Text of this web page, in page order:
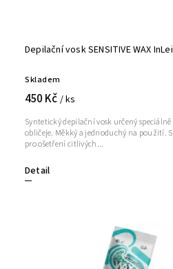
Depilační vosk SENSITIVE WAX
Skladem
450 Kč / ks
Detail
Syntetický depilační vosk určený
obličeje. Měkký a jednoduchý na použití.
pro ošetření citlivých...